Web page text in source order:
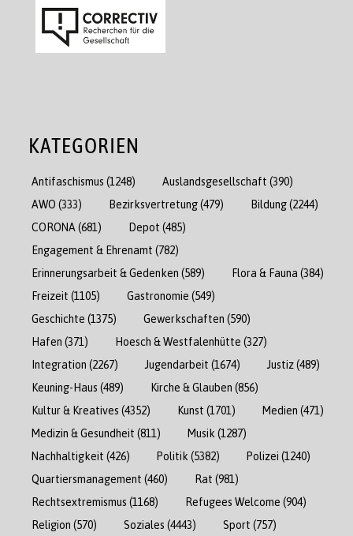
KATEGORIEN
Antifaschismus (1248) Auslandsgesellschaft (390)
AWO (333) Bezirksvertretung(479) Bildung(2244)
CORONA (681) Depot (485)
Engagement & Ehrenamt (782)
Erinnerungsarbeit & Gedenken (589) Flora & Fauna (384)
Freizeit (1105) Gastronomie (549)
Geschichte (1375) Gewerkschaften (590)
Hafen (371) Hoesch & Westfalenhütte (327)
Integration (2267) Jugendarbeit (1674) Justiz(489)
Keuning-Haus (489) Kirche & Glauben (856)
Kultur & Kreatives (4352) Kunst (1701) Medien (471)
Medizin & Gesundheit (811) Musik (1287)
Nachhaltigkeit (426) Politik (5382) Polizei (1240)
Quartiersmanagement (460) Rat (981)
Rechtsextremismus (1168) Refugees Welcome (904)
Religion (570) Soziales (4443) Sport (757)